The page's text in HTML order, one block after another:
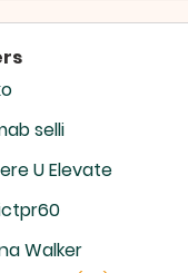
selli
Elevate
U Elevate
Walker